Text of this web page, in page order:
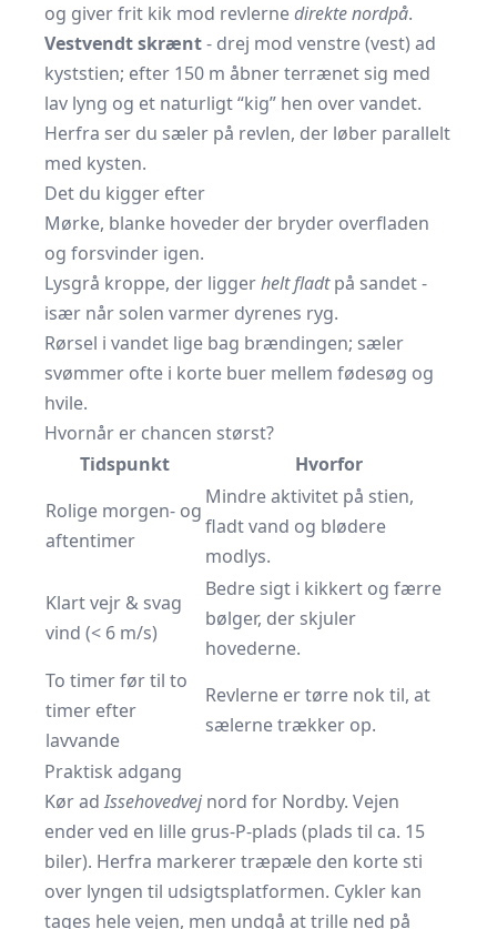
og giver frit kik mod revlernedirekte nordpå.
Vestvendt skrænt- drej mod venstre (vest) ad
kyststien; efter 150 m åbner terrænet sig med
lav lyng og et naturligt “kig” hen over vandet.
Herfra ser du sæler på revlen, der løber parallelt
med kysten.
Det du kigger efter
Mørke, blanke hoveder der bryder overfladen
og forsvinder igen.
Lysgrå kroppe, der liggerhelt fladtpå sandet -
især når solen varmer dyrenes ryg.
Rørsel i vandet lige bag brændingen; sæler
svømmer ofte i korte buer mellem føde­søg og
hvile.
Hvornår er chancen størst?
Tidspunkt
Hvorfor
Rolige morgen- og
aftentimer
Mindre aktivitet på stien,
fladt vand og blødere
modlys.
Klart vejr & svag
vind (< 6 m/s)
Bedre sigt i kikkert og færre
bølger, der skjuler
hovederne.
To timer før til to
timer efter
lavvande
Revlerne er tørre nok til, at
sælerne trækker op.
Praktisk adgang
Kør adIssehovedvejnord for Nordby. Vejen
ender ved en lille grus-P-plads (plads til ca. 15
biler). Herfra markerer træpæle den korte sti
over lyngen til udsigtsplatformen. Cykler kan
tages hele vejen, men undgå at trille ned på